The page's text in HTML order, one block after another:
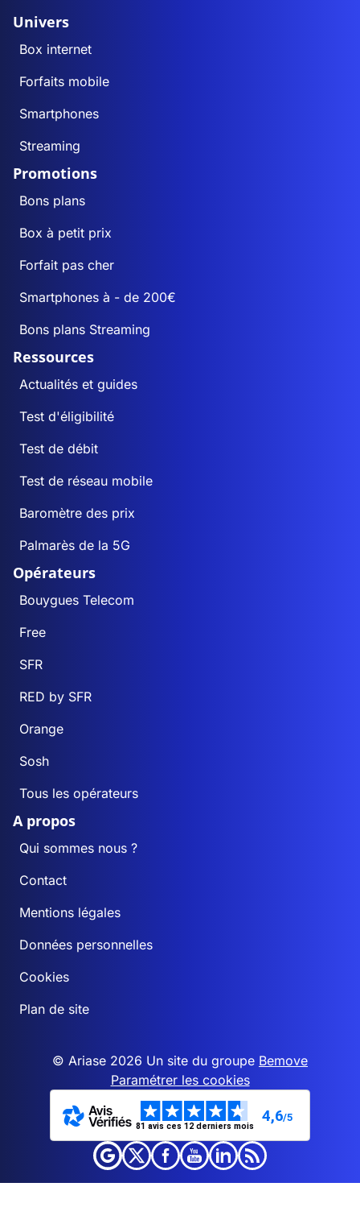
Univers
Box internet
Forfaits mobile
Smartphones
Streaming
Promotions
Bons plans
Box à petit prix
Forfait pas cher
Smartphones à - de 200€
Bons plans Streaming
Ressources
Actualités et guides
Test d'éligibilité
Test de débit
Test de réseau mobile
Baromètre des prix
Palmarès de la 5G
Opérateurs
Bouygues Telecom
Free
SFR
RED by SFR
Orange
Sosh
Tous les opérateurs
A propos
Qui sommes nous ?
Contact
Mentions légales
Données personnelles
Cookies
Plan de site
© Ariase 2026 Un site du groupe Bemove
Paramétrer les cookies
81 avis ces 12 derniers mois
4,6/5